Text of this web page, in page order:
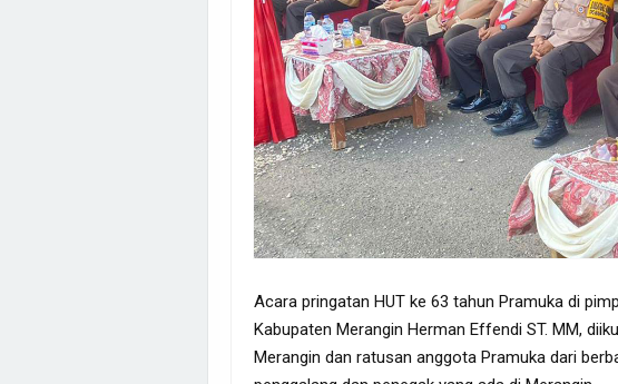
Acara pringatan HUT ke 63 tahun Pramuka di
Kabupaten Merangin Herman Effendi ST. MM,
Merangin dan ratusan anggota Pramuka dari